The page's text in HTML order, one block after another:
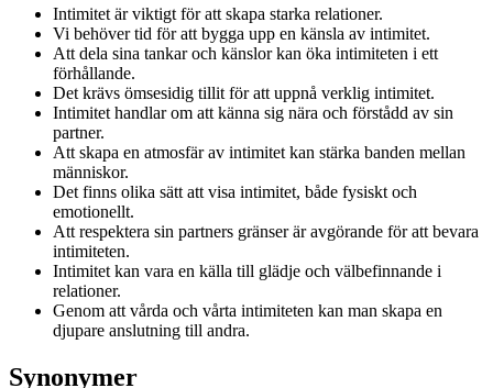
Intimitet är viktigt för att skapa starka relationer.
Vi behöver tid för att bygga upp en känsla av intimitet.
Att dela sina tankar och känslor kan öka intimiteten i ett
förhållande.
Det krävs ömsesidig tillit för att uppnå verklig intimitet.
Intimitet handlar om att känna sig nära och förstådd av sin
partner.
Att skapa en atmosfär av intimitet kan stärka banden mellan
människor.
Det finns olika sätt att visa intimitet, både fysiskt och
emotionellt.
Att respektera sin partners gränser är avgörande för att bevara
intimiteten.
Intimitet kan vara en källa till glädje och välbefinnande i
relationer.
Genom att vårda och vårta intimiteten kan man skapa en
djupare anslutning till andra.
Synonymer